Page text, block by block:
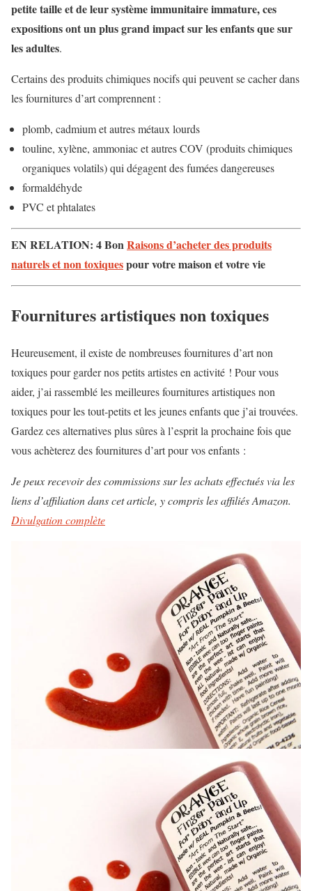
petite taille et de leur système immunitaire immature, ces
expositions ont un plus grand impact sur les enfants que sur
les adultes.
Certains des produits chimiques nocifs qui peuvent se cacher dans
les fournitures d’art comprennent :
plomb, cadmium et autres métaux lourds
touline, xylène, ammoniac et autres COV (produits chimiques
organiques volatils) qui dégagent des fumées dangereuses
formaldéhyde
PVC et phtalates
EN RELATION: 4 BonRaisons d’acheter des produits
naturels et non toxiquespour votre maison et votre vie
Fournitures artistiques non toxiques
Heureusement, il existe de nombreuses fournitures d’art non
toxiques pour garder nos petits artistes en activité ! Pour vous
aider, j’ai rassemblé les meilleures fournitures artistiques non
toxiques pour les tout-petits et les jeunes enfants que j’ai trouvées.
Gardez ces alternatives plus sûres à l’esprit la prochaine fois que
vous achèterez des fournitures d’art pour vos enfants :
Je peux recevoir des commissions sur les achats effectués via les
liens d’affiliation dans cet article, y compris les affiliés Amazon.
Divulgation complète